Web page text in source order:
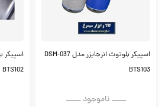
اسپیکر بلوتوث انرجایزر مدل DSM-037
BTS103
ــــــ ناموجود ــــــ
BTS102